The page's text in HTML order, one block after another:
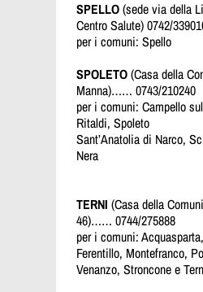
SPELLO(sede via della
Centro Salute) 0742/
per i comuni: Spello
SPOLETO(Casa della
Manna)…… 0743/210240
per i comuni: Campello
Ritaldi, Spoleto
Sant’Anatolia di Narco,
Nera
TERNI (Casa della
46)…… 0744/275888
per i comuni:
Ferentillo, Montefranco,
Venanzo, Stroncone e